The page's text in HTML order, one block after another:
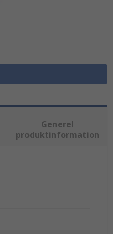
Generel
produktinformation